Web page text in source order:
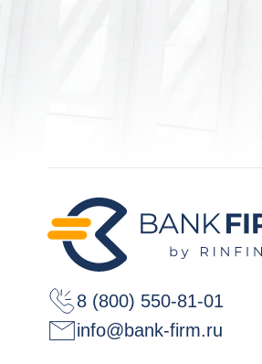
8 (800) 550-81-01
info@bank-firm.ru